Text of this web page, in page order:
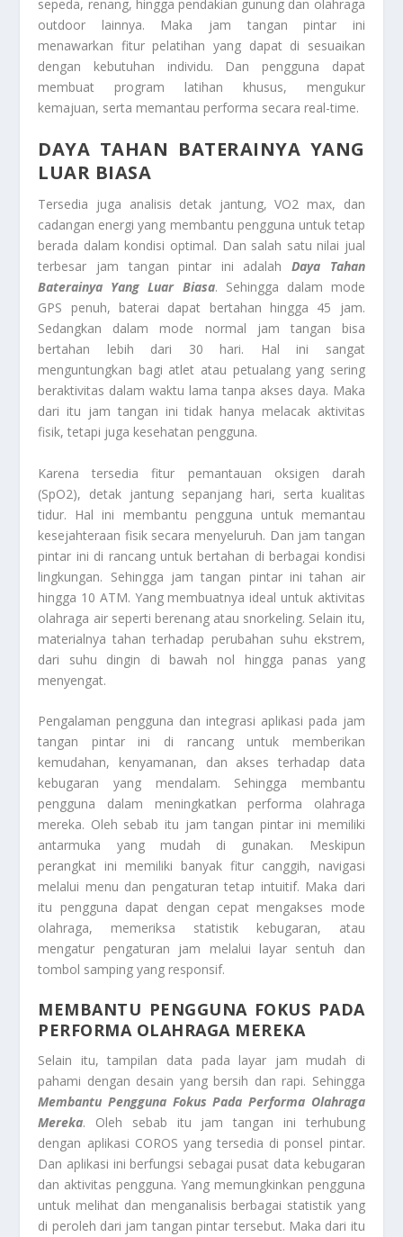
sepeda, renang, hingga pendakian gunung dan olahraga
outdoor lainnya. Maka jam tangan pintar ini
menawarkan fitur pelatihan yang dapat di sesuaikan
dengan kebutuhan individu. Dan pengguna dapat
membuat program latihan khusus, mengukur
kemajuan, serta memantau performa secara real-time.
DAYA TAHAN BATERAINYA YANG
LUAR BIASA
Tersedia juga analisis detak jantung, VO2 max, dan
cadangan energi yang membantu pengguna untuk tetap
berada dalam kondisi optimal. Dan salah satu nilai jual
terbesar jam tangan pintar ini adalah Daya Tahan
Baterainya Yang Luar Biasa. Sehingga dalam mode
GPS penuh, baterai dapat bertahan hingga 45 jam.
Sedangkan dalam mode normal jam tangan bisa
bertahan lebih dari 30 hari. Hal ini sangat
menguntungkan bagi atlet atau petualang yang sering
beraktivitas dalam waktu lama tanpa akses daya. Maka
dari itu jam tangan ini tidak hanya melacak aktivitas
fisik, tetapi juga kesehatan pengguna.
Karena tersedia fitur pemantauan oksigen darah
(SpO2), detak jantung sepanjang hari, serta kualitas
tidur. Hal ini membantu pengguna untuk memantau
kesejahteraan fisik secara menyeluruh. Dan jam tangan
pintar ini di rancang untuk bertahan di berbagai kondisi
lingkungan. Sehingga jam tangan pintar ini tahan air
hingga 10 ATM. Yang membuatnya ideal untuk aktivitas
olahraga air seperti berenang atau snorkeling. Selain itu,
materialnya tahan terhadap perubahan suhu ekstrem,
dari suhu dingin di bawah nol hingga panas yang
menyengat.
Pengalaman pengguna dan integrasi aplikasi pada jam
tangan pintar ini di rancang untuk memberikan
kemudahan, kenyamanan, dan akses terhadap data
kebugaran yang mendalam. Sehingga membantu
pengguna dalam meningkatkan performa olahraga
mereka. Oleh sebab itu jam tangan pintar ini memiliki
antarmuka yang mudah di gunakan. Meskipun
perangkat ini memiliki banyak fitur canggih, navigasi
melalui menu dan pengaturan tetap intuitif. Maka dari
itu pengguna dapat dengan cepat mengakses mode
olahraga, memeriksa statistik kebugaran, atau
mengatur pengaturan jam melalui layar sentuh dan
tombol samping yang responsif.
MEMBANTU PENGGUNA FOKUS PADA
PERFORMA OLAHRAGA MEREKA
Selain itu, tampilan data pada layar jam mudah di
pahami dengan desain yang bersih dan rapi. Sehingga
Membantu Pengguna Fokus Pada Performa Olahraga
Mereka. Oleh sebab itu jam tangan ini terhubung
dengan aplikasi COROS yang tersedia di ponsel pintar.
Dan aplikasi ini berfungsi sebagai pusat data kebugaran
dan aktivitas pengguna. Yang memungkinkan pengguna
untuk melihat dan menganalisis berbagai statistik yang
di peroleh dari jam tangan pintar tersebut. Maka dari itu